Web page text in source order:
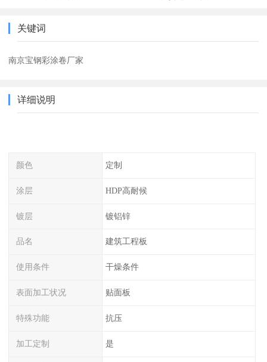
关键词
南京宝钢彩涂卷厂家
详细说明
颜色 定制
涂层 HDP高耐候
镀层 镀铝锌
品名 建筑工程板
使用条件 干燥条件
表面加工状况 贴面板
特殊功能 抗压
加工定制 是